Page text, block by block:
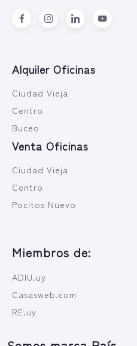
Alquiler Oficinas
Ciudad Vieja
Centro
Buceo
Venta Oficinas
Ciudad Vieja
Centro
Pocitos Nuevo
Miembros de:
ADIU.uy
Casasweb.com
RE.uy